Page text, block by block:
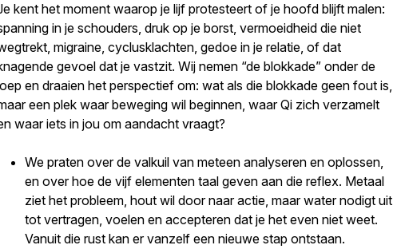
kent het moment waarop je lijf protesteert of je hoofd blijft malen:
in je schouders, druk op je borst, vermoeidheid die niet
migraine, cyclusklachten, gedoe in je relatie, of dat
gevoel dat je vastzit. Wij nemen “de blokkade” onder de
en draaien het perspectief om: wat als die blokkade geen fout is,
een plek waar beweging wil beginnen, waar Qi zich verzamelt
waar iets in jou om aandacht vraagt?
We praten over de valkuil van meteen analyseren en oplossen,
en over hoe de vijf elementen taal geven aan die reflex. Metaal
ziet het probleem, hout wil door naar actie, maar water nodigt uit
tot vertragen, voelen en accepteren dat je het even niet weet.
Vanuit die rust kan er vanzelf een nieuwe stap ontstaan.